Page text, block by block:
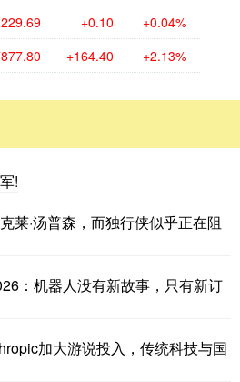
229.69 +0.10 +0.04%
+164.40 +2.13%
!
莱·汤普森，而独行侠似乎正在阻
：机器人没有新故事，只有新订
加大游说投入，传统科技与国